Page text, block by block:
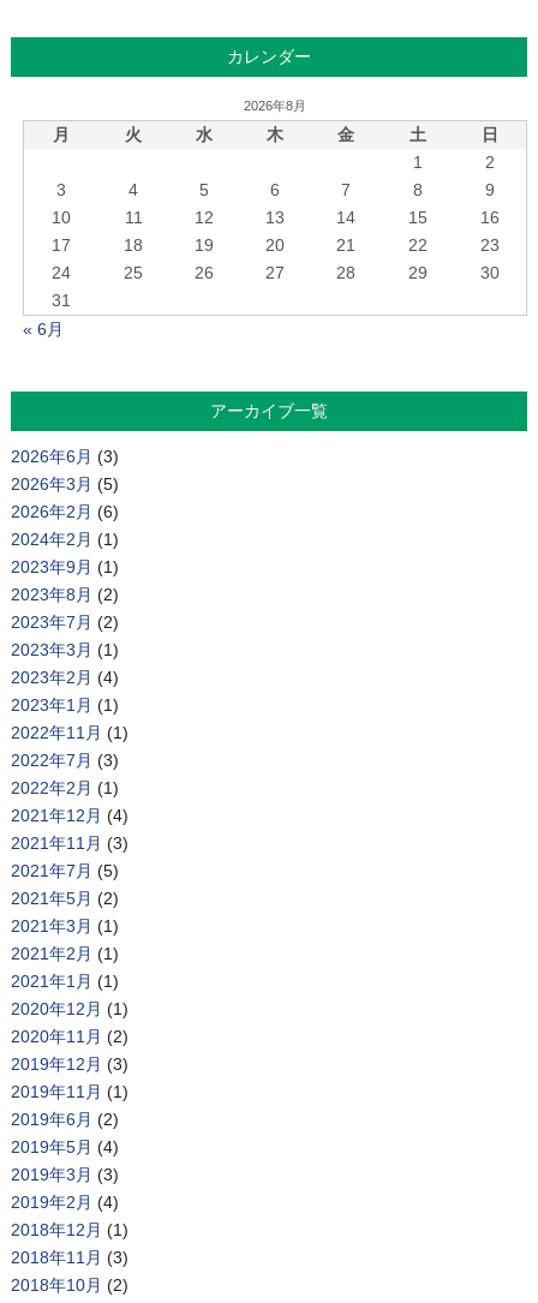
カレンダー
2026年8月
月 火 水 木 金 土
日
1
2
3
4 5 6 7 8
9
10
11 12 13 14 15
16
17
18 19 20 21 22
23
24
25 26 27 28 29
30
31
« 6月
アーカイブ一覧
2026年6月 (3)
2026年3月 (5)
2026年2月 (6)
2024年2月 (1)
2023年9月 (1)
2023年8月 (2)
2023年7月 (2)
2023年3月 (1)
2023年2月 (4)
2023年1月 (1)
2022年11月 (1)
2022年7月 (3)
2022年2月 (1)
2021年12月 (4)
2021年11月 (3)
2021年7月 (5)
2021年5月 (2)
2021年3月 (1)
2021年2月 (1)
2021年1月 (1)
2020年12月 (1)
2020年11月 (2)
2019年12月 (3)
2019年11月 (1)
2019年6月 (2)
2019年5月 (4)
2019年3月 (3)
2019年2月 (4)
2018年12月 (1)
2018年11月 (3)
2018年10月 (2)